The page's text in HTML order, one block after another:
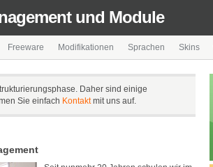
und Module
Freeware Modifikationen Sprachen Skins
Daher sind einige
Sie einfach Kontaktmit uns auf.